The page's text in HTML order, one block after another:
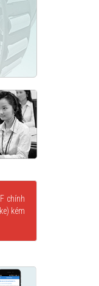
chính
kém